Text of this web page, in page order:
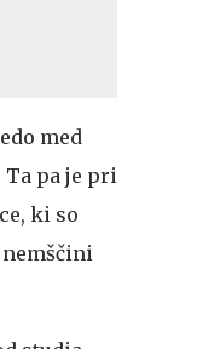
med
pa je pri
ki so